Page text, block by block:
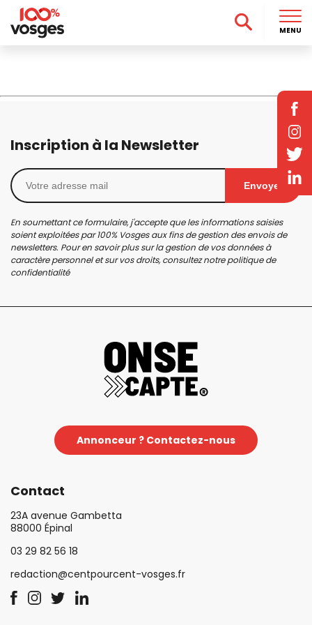
Inscription à la Newsletter
Envoyer
En soumettant ce formulaire, j'accepte que les informations saisies
soient exploitées par 100% Vosges aux fins de gestion des envois de
newsletters. Pour en savoir plus sur la gestion de vos données à
caractère personnel et sur vos droits, consultez notrepolitique de
confidentialité
Annonceur ? Contactez-nous
Contact
23A avenue Gambetta
88000 Épinal
03 29 82 56 18
redaction@centpourcent-vosges.fr
MENU